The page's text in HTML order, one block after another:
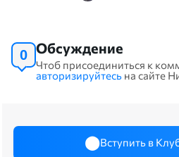
0 Обсуждение
Чтоб присоединиться к
авторизируйтесь на сайте
Вступить в